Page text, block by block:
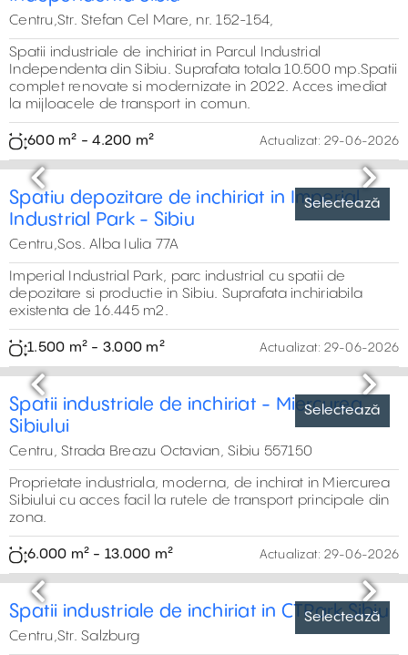
Hala de inchiriat Cisnadie Sibiu
Centru,Strada Transilvaniei, Cisnadie
Spații industriale de închiriat situate în
zona industrială Cisnădie, cu acces rapid la centrul
orașului Sibiu și la autostrada A1. Sunt ideale pentru
activități de producție, depozitare sau distribuție
600 m² - 5.000 m²
Previous Next
Spatiu industrial de inchiriat Sibiu
Centru,Marsa, Sibiu
Proprietate industrială de închiriat se află la intrarea în
zona fostei platforme industriale Mârșa, cu acces rapid la
viitoarea autostradă A13 Sibiu – Făgăraș. Spațiile sunt